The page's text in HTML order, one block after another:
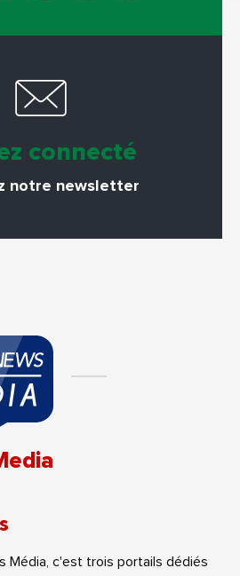
connecté
notre newsletter
Média, c'est trois portails dédiés